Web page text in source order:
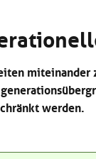
werden.